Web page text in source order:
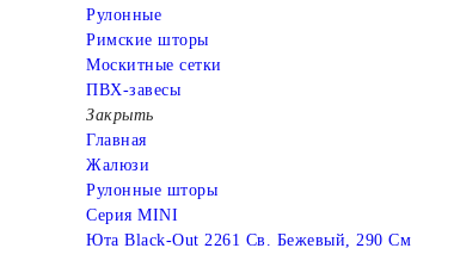
Рулонные
Римские шторы
Москитные сетки
ПВХ-завесы
Закрыть
Главная
Жалюзи
Рулонные шторы
Серия MINI
Юта Black-Out 2261 Св. Бежевый, 290 См